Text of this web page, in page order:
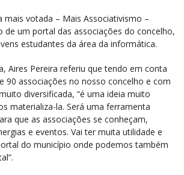
mais votada – Mais Associativismo –
de um portal das associações do concelho,
estudantes da área da informática.
Aires Pereira referiu que tendo em conta
90 associações no nosso concelho e com
diversificada, “é uma ideia muito
materializa-la. Será uma ferramenta
que as associações se conheçam,
e eventos. Vai ter muita utilidade e
do município onde podemos também